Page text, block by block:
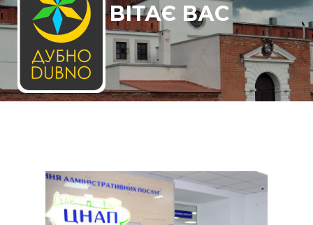
ВІТАЄ ВАС